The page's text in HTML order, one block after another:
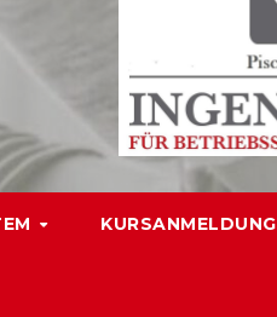
KURSANMELDUNG